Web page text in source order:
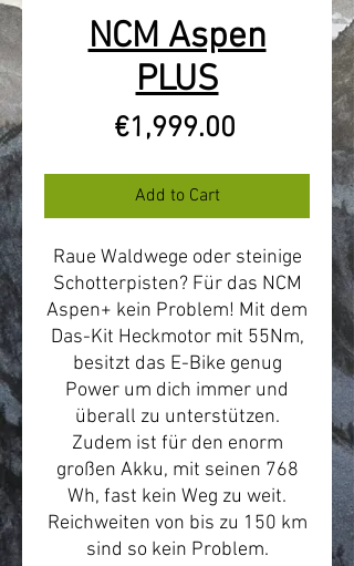
NCM Aspen
PLUS
€1,999.00Price
Add to Cart
Raue Waldwege oder steinige
Schotterpisten? Für das NCM
Aspen+ kein Problem! Mit dem
Das-Kit Heckmotor mit 55Nm,
besitzt das E-Bike genug
Power um dich immer und
überall zu unterstützen.
Zudem ist für den enorm
großen Akku, mit seinen 768
Wh, fast kein Weg zu weit.
Reichweiten von bis zu 150 km
sind so kein Problem.